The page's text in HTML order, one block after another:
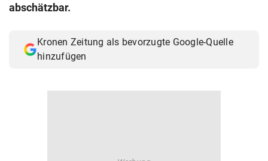
abschätzbar.
Kronen Zeitung als bevorzugte Google-Quelle
hinzufügen